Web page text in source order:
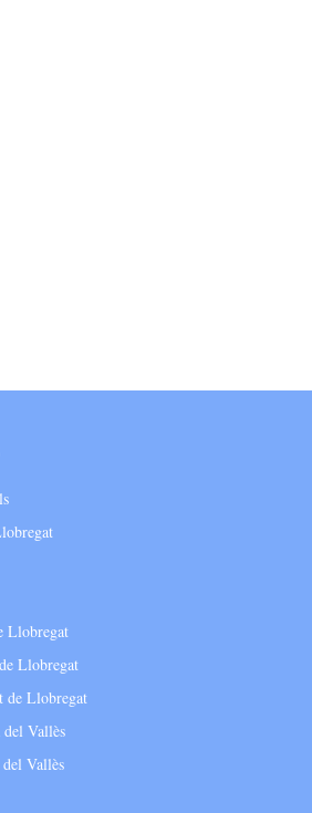
Llobregat
Llobregat
de Llobregat
Vallès
Vallès